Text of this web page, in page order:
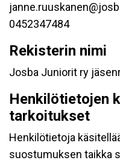
0452347484
Rekisterin nimi
Josba Juniorit ry
Henkilötietojen
tarkoitukset
Henkilötietoja
suostumuksen taikka